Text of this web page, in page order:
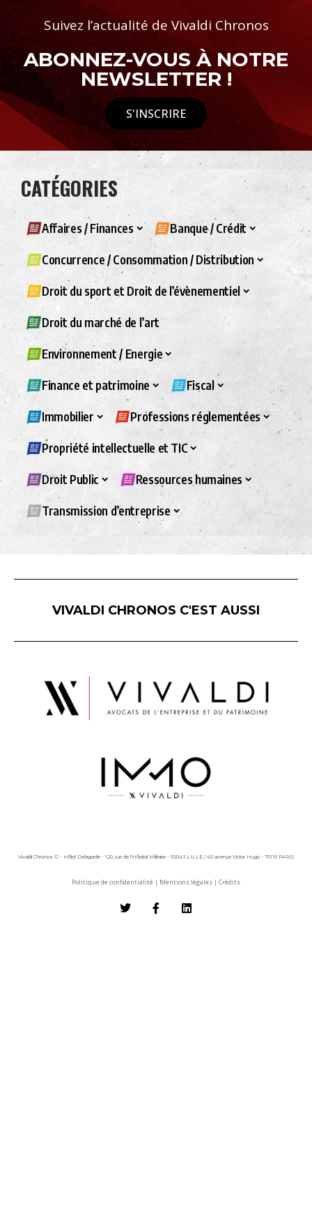
Suivez l’actualité de Vivaldi Chronos
ABONNEZ-VOUS À NOTRE
NEWSLETTER !
S'INSCRIRE
CATÉGORIES
Affaires / Finances Banque / Crédit
Concurrence / Consommation / Distribution
Droit du sport et Droit de l’évènementiel
Droit du marché de l’art
Environnement / Energie
Finance et patrimoine Fiscal
Immobilier Professions réglementées
Propriété intellectuelle et TIC
Droit Public Ressources humaines
Transmission d’entreprise
VIVALDI CHRONOS C'EST AUSSI
Vivaldi Chronos © - Hôtel Delagarde - 120, rue de l'Hôpital Militaire - 59043 LILLE / 45 avenue Victor Hugo - 75116 PARIS
Politique de confidentialité | Mentions légales | Crédits